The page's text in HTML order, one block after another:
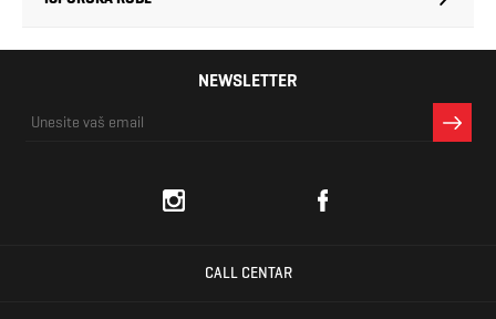
NEWSLETTER
CALL CENTAR